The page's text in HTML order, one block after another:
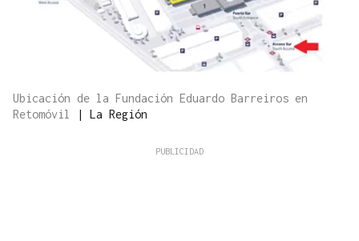
Ubicación de la Fundación Eduardo Barreiros en
Retomóvil
| La Región